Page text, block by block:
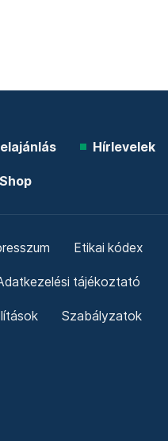
Hírlevelek
Etikai kódex
tájékoztató
Szabályzatok